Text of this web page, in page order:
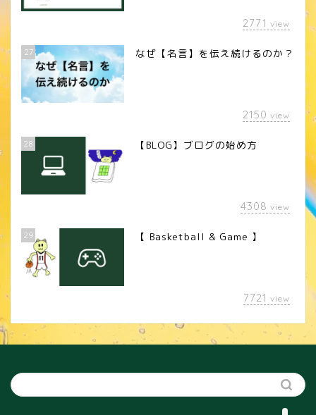
2771 view
27 なぜ【名言】を伝え続けるのか？
2150 view
28 【BLOG】ブログの始め方
4308 view
29 【 Basketball & Game 】
7721 view
カメラレンズ
YouTube